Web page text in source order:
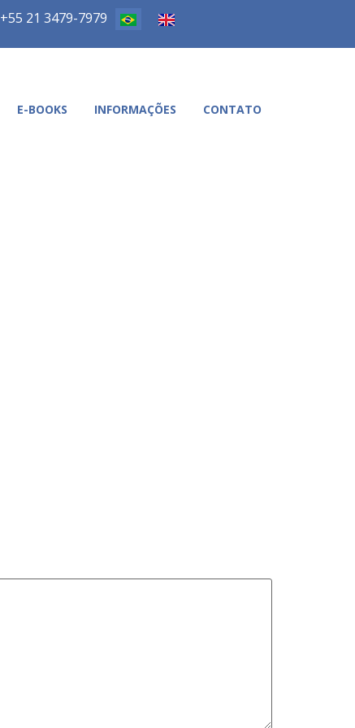
+55 21 3479-7979
E-BOOKS INFORMAÇÕES CONTATO